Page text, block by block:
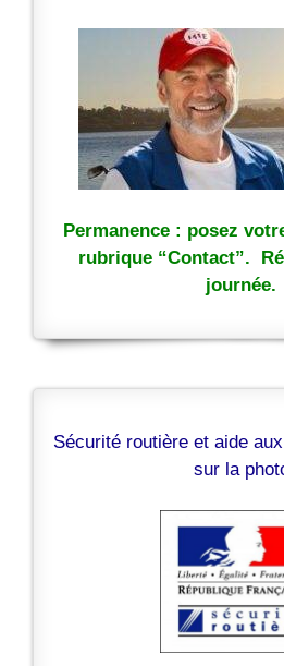
Permanence : posez
rubrique “Contact”.
journée.
Sécurité routière et aide
sur la